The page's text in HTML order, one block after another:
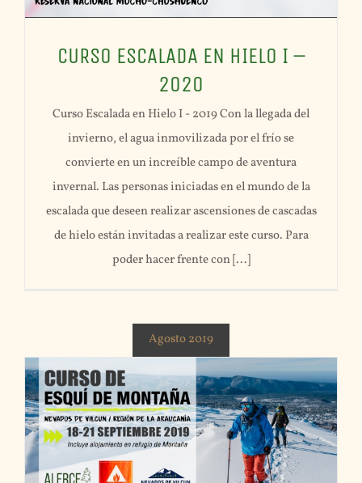
CURSO ESCALADA EN HIELO I –
2020
Curso Escalada en Hielo I - 2019 Con la llegada del
invierno, el agua inmovilizada por el frío se
convierte en un increíble campo de aventura
invernal. Las personas iniciadas en el mundo de la
escalada que deseen realizar ascensiones de cascadas
de hielo están invitadas a realizar este curso. Para
poder hacer frente con [...]
Agosto 2019